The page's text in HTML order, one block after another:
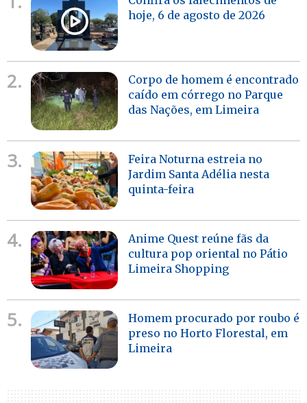
hoje, 6 de agosto de 2026
2.
Corpo de homem é encontrado
caído em córrego no Parque
das Nações, em Limeira
3.
Feira Noturna estreia no
Jardim Santa Adélia nesta
quinta-feira
4.
Anime Quest reúne fãs da
cultura pop oriental no Pátio
Limeira Shopping
5.
Homem procurado por roubo é
preso no Horto Florestal, em
Limeira